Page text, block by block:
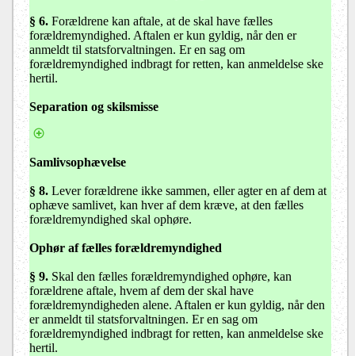
§ 6. Forældrene kan aftale, at de skal have fælles
forældremyndighed. Aftalen er kun gyldig, når den er
anmeldt til statsforvaltningen. Er en sag om
forældremyndighed indbragt for retten, kan anmeldelse ske
hertil.
Separation og skilsmisse
Samlivsophævelse
§ 8. Lever forældrene ikke sammen, eller agter en af dem at
ophæve samlivet, kan hver af dem kræve, at den fælles
forældremyndighed skal ophøre.
Ophør af fælles forældremyndighed
§ 9. Skal den fælles forældremyndighed ophøre, kan
forældrene aftale, hvem af dem der skal have
forældremyndigheden alene. Aftalen er kun gyldig, når den
er anmeldt til statsforvaltningen. Er en sag om
forældremyndighed indbragt for retten, kan anmeldelse ske
hertil.